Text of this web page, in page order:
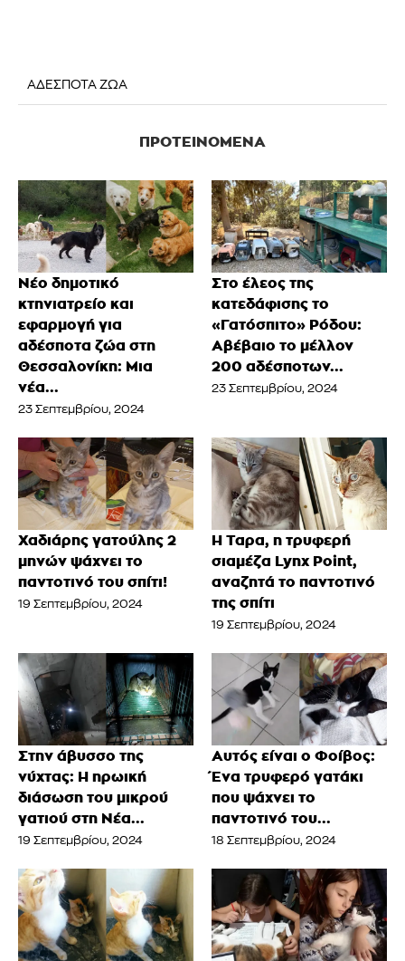
ΑΔΕΣΠΟΤΑ ΖΩΑ
ΠΡΟΤΕΙΝΌΜΕΝΑ
Νέο δημοτικό
κτηνιατρείο και
εφαρμογή για
αδέσποτα ζώα στη
Θεσσαλονίκη: Μια
νέα...
23 Σεπτεμβρίου, 2024
Στο έλεος της
κατεδάφισης το
«Γατόσπιτο» Ρόδου:
Αβέβαιο το μέλλον
200 αδέσποτων...
23 Σεπτεμβρίου, 2024
Χαδιάρης γατούλης 2
μηνών ψάχνει το
παντοτινό του σπίτι!
19 Σεπτεμβρίου, 2024
Η Ταρα, η τρυφερή
σιαμέζα Lynx Point,
αναζητά το παντοτινό
της σπίτι
19 Σεπτεμβρίου, 2024
Στην άβυσσο της
νύχτας: Η ηρωική
διάσωση του μικρού
γατιού στη Νέα...
19 Σεπτεμβρίου, 2024
Αυτός είναι ο Φοίβος:
Ένα τρυφερό γατάκι
που ψάχνει το
παντοτινό του...
18 Σεπτεμβρίου, 2024